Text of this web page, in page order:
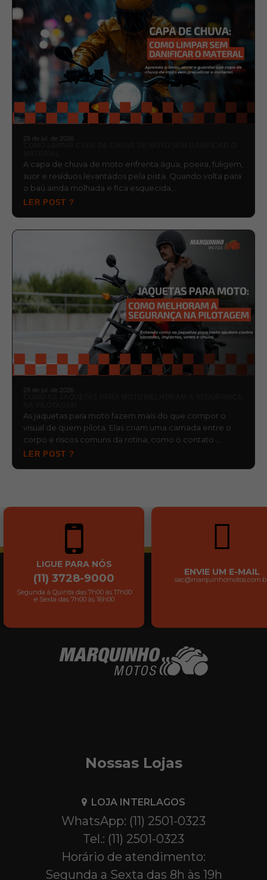
29 de jul. de 2026
A capa de chuva de moto enfrenta água, poeira, fuligem,
suor e resíduos levantados pela pista. Quando volta para
o baú ainda molhada e fica esquecida,…
LER POST ?
29 de jul. de 2026
As jaquetas para moto fazem mais do que compor o
visual de quem pilota. Elas criam uma camada entre o
corpo e riscos comuns da rotina, como o contato …
LER POST ?
LIGUE PARA NÓS
(11) 3728-9000
Segunda à Quinta das 7h00 às 17h00
e Sexta das 7h00 às 16h00
ENVIE UM E-MAIL
Nossas Lojas
LOJA INTERLAGOS
WhatsApp: (11) 2501-0323
Tel.: (11) 2501-0323
Horário de atendimento:
Segunda a Sexta das 8h às 19h